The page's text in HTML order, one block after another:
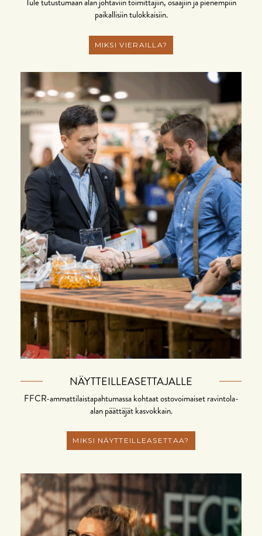
Tule tutustumaan alan johtaviin toimittajiin, osaajiin ja pienempiin
paikallisiin tulokkaisiin.
MIKSI VIERAILLA?
NÄYTTEILLEASETTAJALLE
FFCR-ammattilaistapahtumassa kohtaat ostovoimaiset ravintola-
alan päättäjät kasvokkain.
MIKSI NÄYTTEILLEASETTAA?